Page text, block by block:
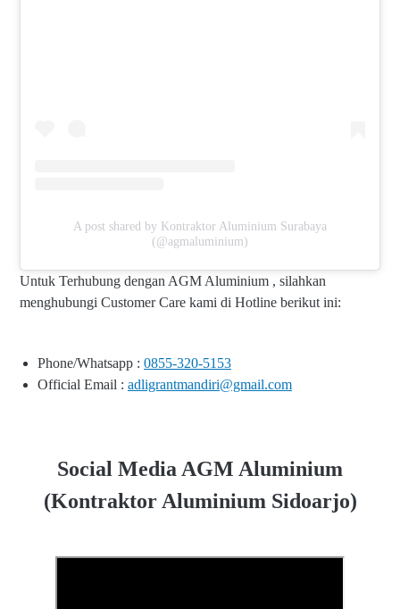
A post shared by Kontraktor Aluminium Surabaya
(@agmaluminium)
Untuk Terhubung dengan AGM Aluminium , silahkan
menghubungi Customer Care kami di Hotline berikut ini:
Phone/Whatsapp : 0855-320-5153
Official Email : adligrantmandiri@gmail.com
Social Media AGM Aluminium
(Kontraktor Aluminium Sidoarjo)